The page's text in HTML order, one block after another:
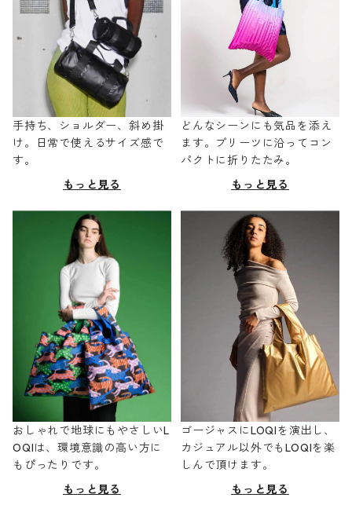
手持ち、ショルダー、斜め掛
け。日常で使えるサイズ感で
す。
もっと見る
どんなシーンにも気品を添え
ます。プリーツに沿ってコン
パクトに折りたたみ。
もっと見る
おしゃれで地球にもやさしいL
OQIは、環境意識の高い方に
もぴったりです。
もっと見る
ゴージャスにLOQIを演出し、
カジュアル以外でもLOQIを楽
しんで頂けます。
もっと見る